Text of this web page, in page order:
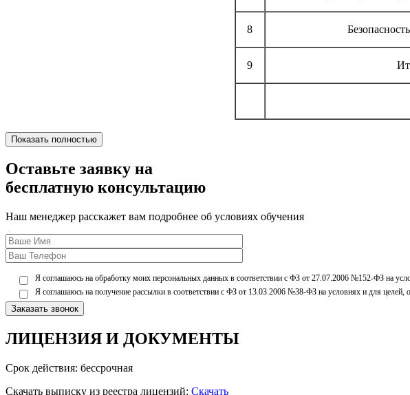
8
9
Показать полностью
Оставьте заявку на
бесплатную консультацию
Наш менеджер расскажет вам подробнее об условиях обучения
Я соглашаюсь на обработку моих персональных данных в соответствии с ФЗ от 27.07.2006 №152-ФЗ на
Я соглашаюсь на получение рассылки в соответствии с ФЗ от 13.03.2006 №38-ФЗ на условиях и для целей,
ЛИЦЕНЗИЯ И ДОКУМЕНТЫ
Срок действия: бессрочная
Скачать выписку из реестра лицензий: Скачать